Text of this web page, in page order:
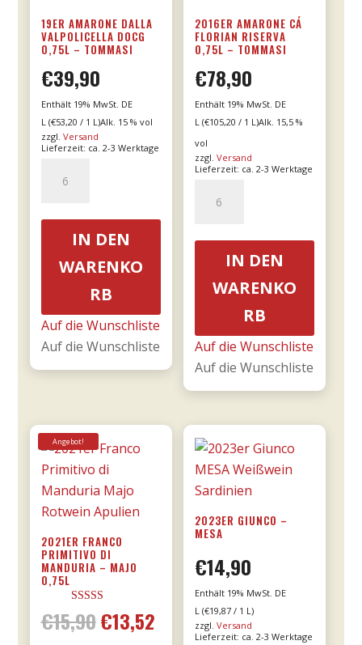
19ER AMARONE DALLA
VALPOLICELLA DOCG
0,75L – TOMMASI
€39,90
Enthält 19% MwSt. DE
L (€53,20 / 1 L)Alk. 15 % vol
zzgl. Versand
Lieferzeit: ca. 2-3 Werktage
Amarone
Valpolicella
0,75l
Tommasi
IN DEN
WARENKO
RB
Auf die Wunschliste
Auf die Wunschliste
2016ER AMARONE CÁ
FLORIAN RISERVA
0,75L – TOMMASI
€78,90
Enthält 19% MwSt. DE
L (€105,20 / 1 L)Alk. 15,5 %
vol
zzgl.Versand
Lieferzeit: ca. 2-3 Werktage
Amarone
Florian
0,75l
Tommasi
IN DEN
WARENKO
RB
Auf die Wunschliste
Auf die Wunschliste
Angebot!
2021ER FRANCO
PRIMITIVO DI
MANDURIA – MAJO
0,75L
Bewertet mit
5.00
von 5
€15,90 Ursprünglicher
€13,52Aktueller
2023ER GIUNCO –
MESA
€14,90
Enthält 19% MwSt. DE
L (€19,87 / 1 L)
zzgl.Versand
Lieferzeit: ca. 2-3 Werktage